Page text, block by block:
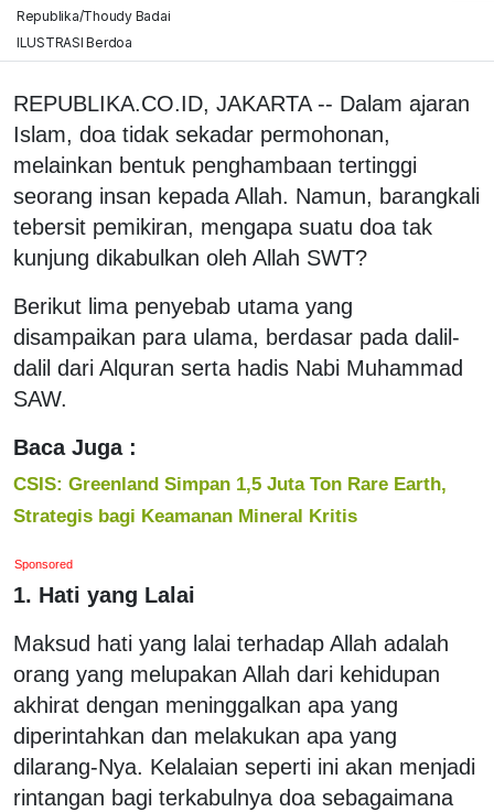
Republika/Thoudy Badai
ILUSTRASI Berdoa
REPUBLIKA.CO.ID, JAKARTA -- Dalam ajaran
Islam, doa tidak sekadar permohonan,
melainkan bentuk penghambaan tertinggi
seorang insan kepada Allah. Namun, barangkali
tebersit pemikiran, mengapa suatu doa tak
kunjung dikabulkan oleh Allah SWT?
Berikut lima penyebab utama yang
disampaikan para ulama, berdasar pada dalil-
dalil dari Alquran serta hadis Nabi Muhammad
SAW.
Baca Juga :
CSIS: Greenland Simpan 1,5 Juta Ton Rare Earth,
Strategis bagi Keamanan Mineral Kritis
Sponsored
1. Hati yang Lalai
Maksud hati yang lalai terhadap Allah adalah
orang yang melupakan Allah dari kehidupan
akhirat dengan meninggalkan apa yang
diperintahkan dan melakukan apa yang
dilarang-Nya. Kelalaian seperti ini akan menjadi
rintangan bagi terkabulnya doa sebagaimana